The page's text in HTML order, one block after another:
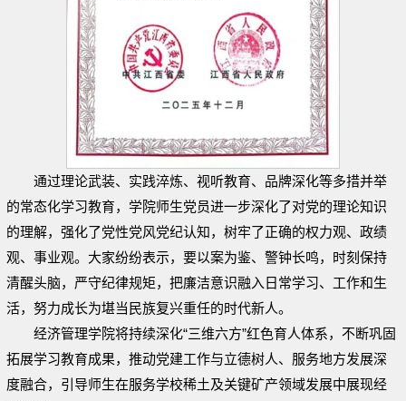
通过理论武装、实践淬炼、视听教育、品牌深化等多措并举
的常态化学习教育，学院师生党员进一步深化了对党的理论知识
的理解，强化了党性党风党纪认知，树牢了正确的权力观、政绩
观、事业观。大家纷纷表示，要以案为鉴、警钟长鸣，时刻保持
清醒头脑，严守纪律规矩，把廉洁意识融入日常学习、工作和生
活，努力成长为堪当民族复兴重任的时代新人。
经济管理学院将持续深化“三维六方”红色育人体系，不断巩固
拓展学习教育成果，推动党建工作与立德树人、服务地方发展深
度融合，引导师生在服务学校稀土及关键矿产领域发展中展现经